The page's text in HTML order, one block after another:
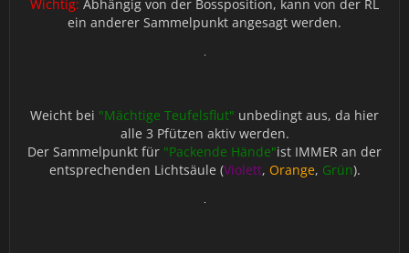
Wichtig: Abhängig von der Bossposition, kann von der RL
ein anderer Sammelpunkt angesagt werden.
Weicht bei "Mächtige Teufelsflut" unbedingt aus, da hier
alle 3 Pfützen aktiv werden.
Der Sammelpunkt für "Packende Hände"ist IMMER an der
entsprechenden Lichtsäule (Violett, Orange, Grün).